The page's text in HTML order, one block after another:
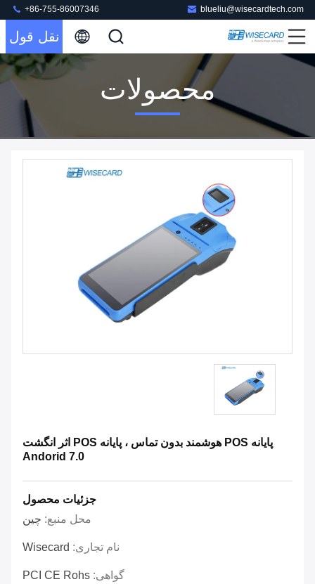
blueliu@wisecardtech.com
+86-755-86007346
نقل قول
محصولات
پایانه POS هوشمند بدون تماس ، پایانه POS اثر انگشت
Andorid 7.0
جزئیات محصول
محل منبع: چین
نام تجاری: Wisecard
گواهی: PCI CE Rohs